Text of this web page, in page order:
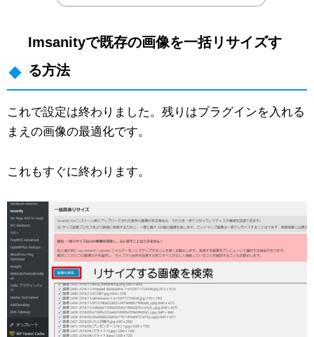
Imsanityで既存の画像を一括リサイズす
る方法
これで設定は終わりました。残りはプラグインを入れる
まえの画像の最適化です。
これもすぐに終わります。